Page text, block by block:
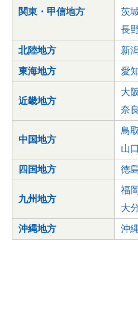
関東・甲信地方
茨
長
北陸地方 新
東海地方 愛
近畿地方
大
奈
中国地方
鳥
山
四国地方 徳
九州地方
福
大
沖縄地方 沖